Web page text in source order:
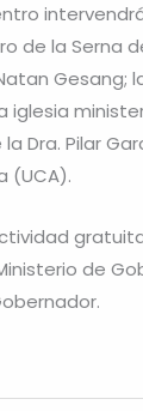
de la Serna
Gesang;
iglesia
Dra. Pilar
(UCA).
de